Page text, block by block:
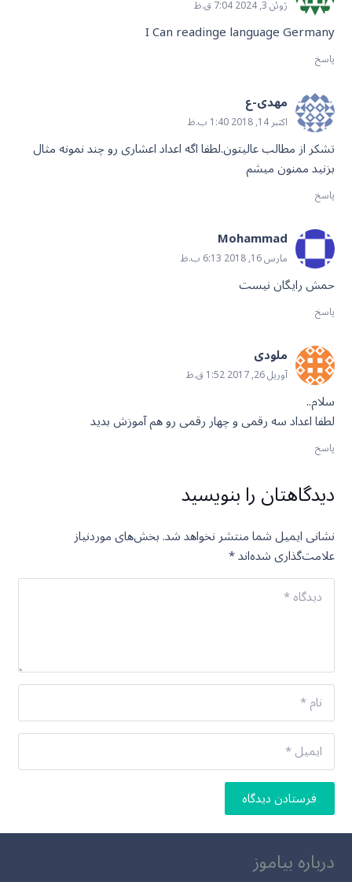
ژوئن 3, 2024 7:04 ق.ظ
I Can readinge language Germany
پاسخ
مهدی-ع
اکتبر 14, 2018 1:40 ب.ظ
تشکر از مطالب عالیتون.لطفا اگه اعداد اعشاری رو چند نمونه مثال
بزنید ممنون میشم
پاسخ
Mohammad
مارس 16, 2018 6:13 ب.ظ
حمش رایگان نیست
پاسخ
ملودی
آوریل 26, 2017 1:52 ق.ظ
سلام..
لطفا اعداد سه رقمی و چهار رقمی رو هم آموزش بدید
پاسخ
دیدگاهتان را بنویسید
نشانی ایمیل شما منتشر نخواهد شد.بخش‌های موردنیاز
علامت‌گذاری شده‌اند*
فرستادن دیدگاه
درباره بیاموز